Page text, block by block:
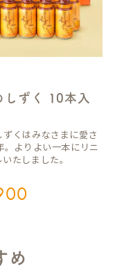
しずく 10本入
ずくはみなさまに愛さ
。よりよい一本にリニ
たしました。
め